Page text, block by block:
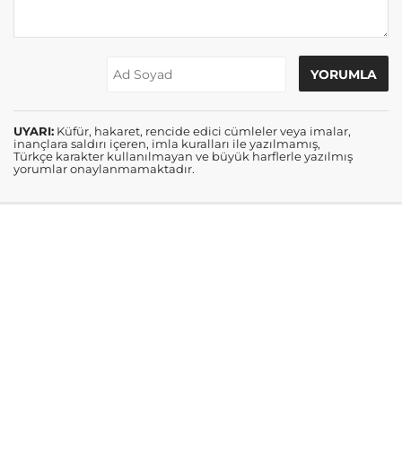
UYARI: Küfür, hakaret, rencide edici cümleler veya imalar,
inançlara saldırı içeren, imla kuralları ile yazılmamış,
Türkçe karakter kullanılmayan ve büyük harflerle yazılmış
yorumlar onaylanmamaktadır.